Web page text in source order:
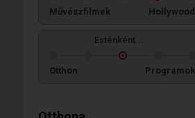
Művészfilmek Hollywood
Esténként...
Otthon Programok